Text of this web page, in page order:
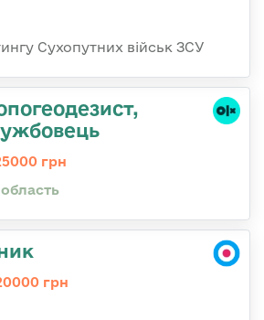
Сухопутних військ ЗСУ
грн
грн